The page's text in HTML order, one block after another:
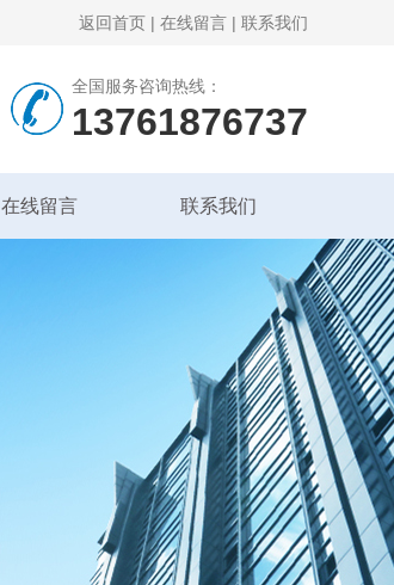
返回首页 | 在线留言 | 联系我们
全国服务咨询热线：
13761876737
在线留言 联系我们